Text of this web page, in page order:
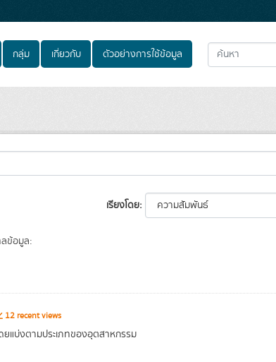
กลุ่ม เกี่ยวกับ ตัวอย่างการใช้ข้อมูล
เรียงโดย
ข้อมูล:
12 recent views
แบ่งตามประเภทของอุตสาหกรรม